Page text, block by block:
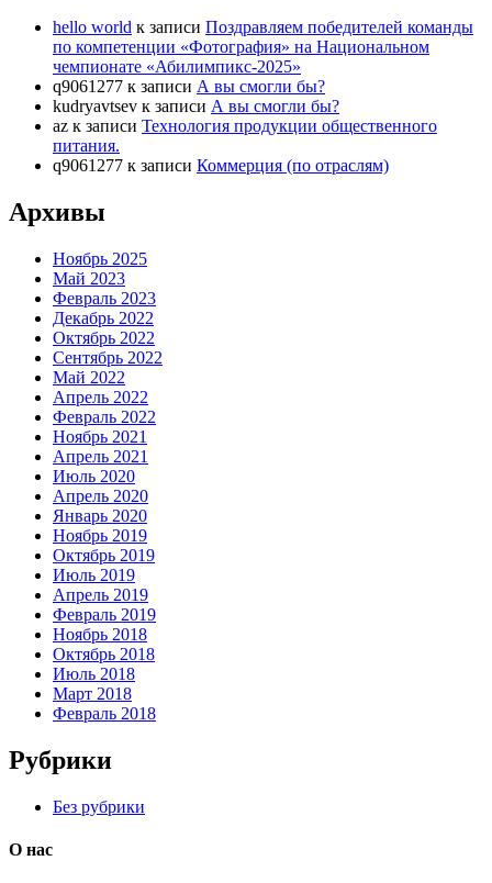
hello world к записи Поздравляем победителей команды
по компетенции «Фотография» на Национальном
чемпионате «Абилимпикс-2025»
q9061277 к записи А вы смогли бы?
kudryavtsev к записи А вы смогли бы?
az к записи Технология продукции общественного
питания.
q9061277 к записи Коммерция (по отраслям)
Архивы
Ноябрь 2025
Май 2023
Февраль 2023
Декабрь 2022
Октябрь 2022
Сентябрь 2022
Май 2022
Апрель 2022
Февраль 2022
Ноябрь 2021
Апрель 2021
Июль 2020
Апрель 2020
Январь 2020
Ноябрь 2019
Октябрь 2019
Июль 2019
Апрель 2019
Февраль 2019
Ноябрь 2018
Октябрь 2018
Июль 2018
Март 2018
Февраль 2018
Рубрики
Без рубрики
О нас